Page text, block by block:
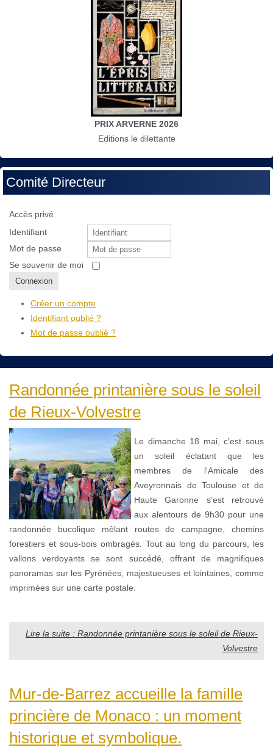
PRIX ARVERNE 2026
Editions le dilettante
Comité Directeur
Accès privé
Identifiant
Mot de passe
Se souvenir de moi
Connexion
Créer un compte
Identifiant oublié ?
Mot de passe oublié ?
Randonnée printanière sous le soleil
de Rieux-Volvestre
Le dimanche 18 mai, c’est sous
un soleil éclatant que les
membres de l'Amicale des
Aveyronnais de Toulouse et de
Haute Garonne s’est retrouvé
aux alentours de 9h30 pour une
randonnée bucolique mêlant routes de campagne, chemins
forestiers et sous-bois ombragés. Tout au long du parcours, les
vallons verdoyants se sont succédé, offrant de magnifiques
panoramas sur les Pyrénées, majestueuses et lointaines, comme
imprimées sur une carte postale.
Lire la suite : Randonnée printanière sous le soleil de Rieux-
Volvestre
Mur-de-Barrez accueille la famille
princière de Monaco : un moment
historique et symbolique.